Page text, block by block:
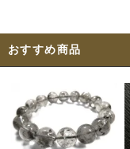
おすすめ商品